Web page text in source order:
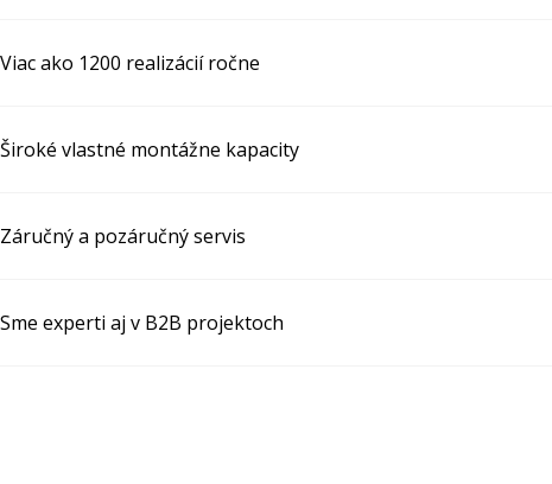
Viac ako 1200 realizácií ročne
Široké vlastné montážne kapacity
Záručný a pozáručný servis
Sme experti aj v B2B projektoch